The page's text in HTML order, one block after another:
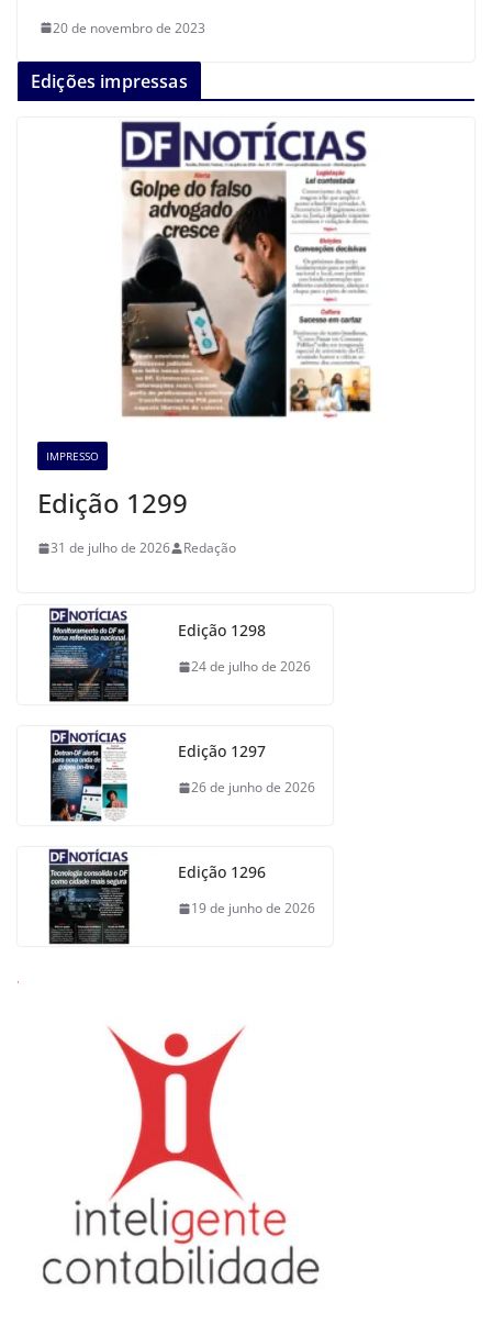
20 de novembro de 2023
Edições impressas
IMPRESSO
Edição 1299
31 de julho de 2026 Redação
Edição 1298
24 de julho de 2026
Edição 1297
26 de junho de 2026
Edição 1296
19 de junho de 2026